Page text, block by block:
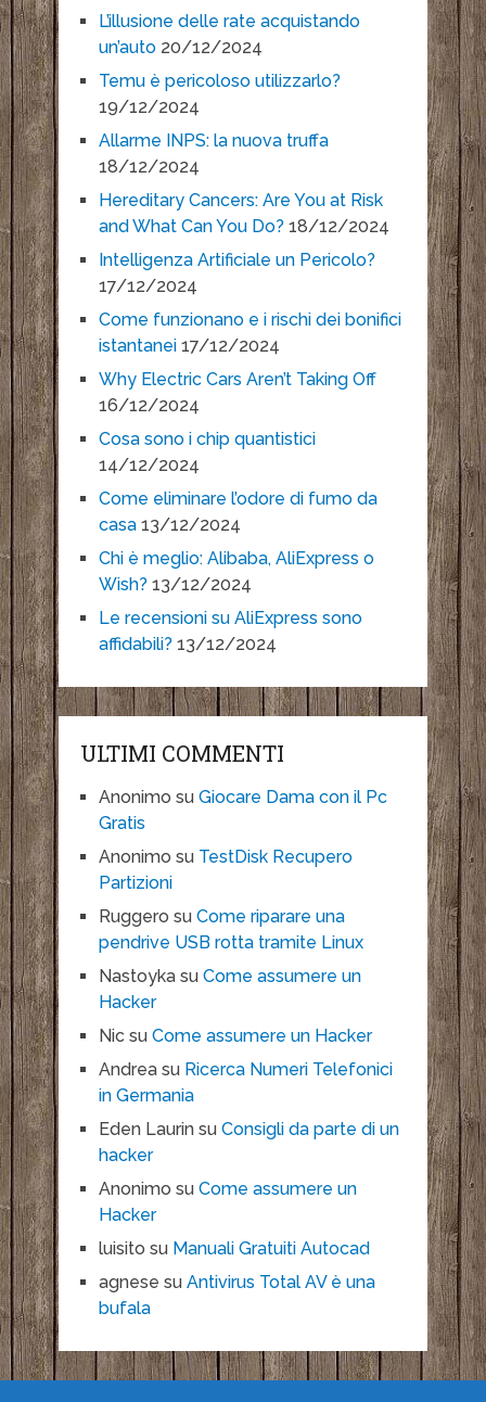
L’illusione delle rate acquistando
un’auto 20/12/2024
Temu è pericoloso utilizzarlo?
19/12/2024
Allarme INPS: la nuova truffa
18/12/2024
Hereditary Cancers: Are You at Risk
and What Can You Do? 18/12/2024
Intelligenza Artificiale un Pericolo?
17/12/2024
Come funzionano e i rischi dei bonifici
istantanei 17/12/2024
Why Electric Cars Aren’t Taking Off
16/12/2024
Cosa sono i chip quantistici
14/12/2024
Come eliminare l’odore di fumo da
casa 13/12/2024
Chi è meglio: Alibaba, AliExpress o
Wish? 13/12/2024
Le recensioni su AliExpress sono
affidabili? 13/12/2024
ULTIMI COMMENTI
Anonimo su Giocare Dama con il Pc
Gratis
Anonimo su TestDisk Recupero
Partizioni
Ruggero su Come riparare una
pendrive USB rotta tramite Linux
Nastoykasu Come assumere un
Hacker
Nicsu Come assumere un Hacker
Andreasu Ricerca Numeri Telefonici
in Germania
Eden Laurinsu Consigli da parte di un
hacker
Anonimo su Come assumere un
Hacker
luisito su Manuali Gratuiti Autocad
agnese su Antivirus Total AV è una
bufala